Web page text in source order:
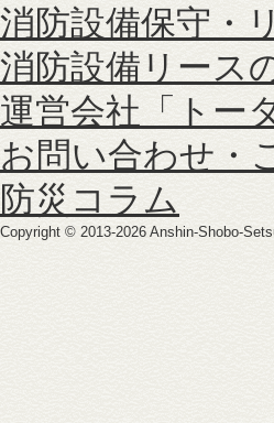
消防設備保守・
消防設備リース
運営会社「トー
お問い合わせ・
防災コラム
Copyright © 2013-2026 Anshin-Shobo-